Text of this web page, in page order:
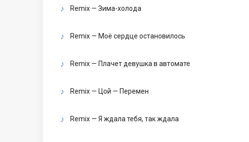
Remix — Зима-холода
Remix — Моё сердце остановилось
Remix — Плачет девушка в автомате
Remix — Цой — Перемен
Remix — Я ждала тебя, так ждала